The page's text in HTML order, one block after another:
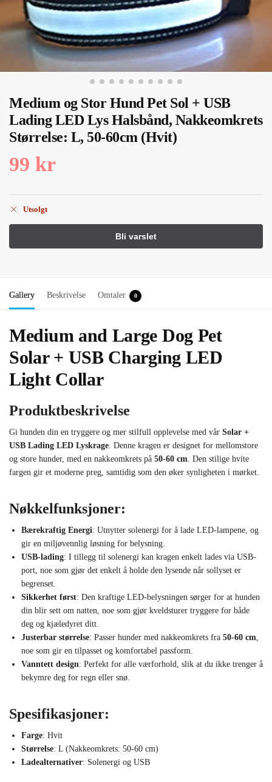
Medium og Stor Hund Pet Sol + USB
Lading LED Lys Halsbånd, Nakkeomkrets
Størrelse: L, 50-60cm (Hvit)
99 kr
Utsolgt
Gallery Beskrivelse Omtaler 0
Medium and Large Dog Pet
Solar + USB Charging LED
Light Collar
Produktbeskrivelse
Gi hunden din en tryggere og mer stilfull opplevelse med vår Solar +
USB Lading LED Lyskrage. Denne kragen er designet for mellomstore
og store hunder, med en nakkeomkrets på 50-60 cm. Den stilige hvite
fargen gir et moderne preg, samtidig som den øker synligheten i mørket.
Nøkkelfunksjoner:
Bærekraftig Energi: Utnytter solenergi for å lade LED-lampene, og
gir en miljøvennlig løsning for belysning.
USB-lading: I tillegg til solenergi kan kragen enkelt lades via USB-
port, noe som gjør det enkelt å holde den lysende når sollyset er
begrenset.
Sikkerhet først: Den kraftige LED-belysningen sørger for at hunden
din blir sett om natten, noe som gjør kveldsturer tryggere for både
deg og kjæledyret ditt.
Justerbar størrelse: Passer hunder med nakkeomkrets fra 50-60 cm,
noe som gir en tilpasset og komfortabel passform.
Vanntett design: Perfekt for alle værforhold, slik at du ikke trenger å
bekymre deg for regn eller snø.
Spesifikasjoner:
Farge: Hvit
Størrelse: L (Nakkeomkrets: 50-60 cm)
Ladealternativer: Solenergi og USB